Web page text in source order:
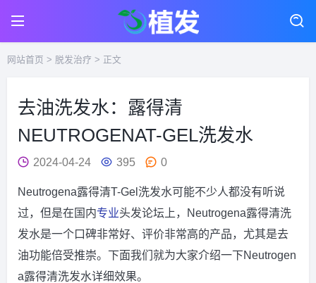
网站首页 > 脱发治疗 > 正文
去油洗发水：露得清
NEUTROGENAT-GEL洗发水
2024-04-24 395 0
Neutrogena露得清T-Gel洗发水可能不少人都没有听说
过，但是在国内专业头发论坛上，Neutrogena露得清洗
发水是一个口碑非常好、评价非常高的产品，尤其是去
油功能倍受推崇。下面我们就为大家介绍一下Neutrogen
a露得清洗发水详细效果。